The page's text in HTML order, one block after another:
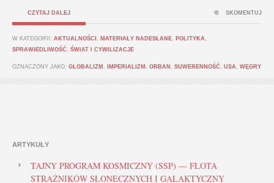
CZYTAJ DALEJ
W KATEGORII: AKTUALNOŚCI MATERIAŁY NADESŁANE POLITYKA
SPRAWIEDLIWOŚĆ
ŚWIAT I CYWILIZACJE
OZNACZONY JAKO: GLOBALIZM IMPERIALIZM ORBAN SUWERENNOŚĆ USA WĘGRY
SKOMENTUJ
ARTYKUŁY
TAJNY PROGRAM KOSMICZNY (SSP) — FLOTA
STRAŻNIKÓW SŁONECZNYCH I GALAKTYCZNY